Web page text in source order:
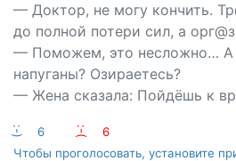
— Доктор, не могу кончить.
до полной потери сил, а
— Поможем, это несложно… А
напуганы? Озираетесь?
— Жена сказала: Пойдёшь к
:-) 6 :-(
6
Чтобы проголосовать, установите